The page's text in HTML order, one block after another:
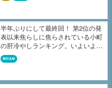
半年ぶりにして最終回！ 第2位の発
表以来焦らしに焦らされている小町
の肝冷やしランキング。いよいよ、
よ...
REGULAR